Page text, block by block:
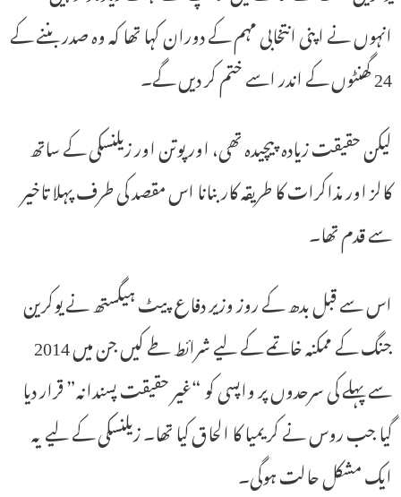
انہوں نے اپنی انتخابی مہم کے دوران کہا تھا کہ وہ صدر بننے کے
24 گھنٹوں کے اندر اسے ختم کر دیں گے۔
لیکن حقیقت زیادہ پیچیدہ تھی، اور پوتن اور زیلنسکی کے ساتھ
کالز اور مذاکرات کا طریقہ کار بنانا اس مقصد کی طرف پہلا تاخیر
سے قدم تھا۔
اس سے قبل بدھ کے روز وزیر دفاع پیٹ ہیگستھ نے یوکرین
جنگ کے ممکنہ خاتمے کے لیے شرائط طے کیں جن میں 2014
سے پہلے کی سرحدوں پر واپسی کو “غیر حقیقت پسندانہ” قرار دیا
گیا جب روس نے کریمیا کا الحاق کیا تھا۔ زیلنسکی کے لیے یہ
ایک مشکل حالت ہوگی۔